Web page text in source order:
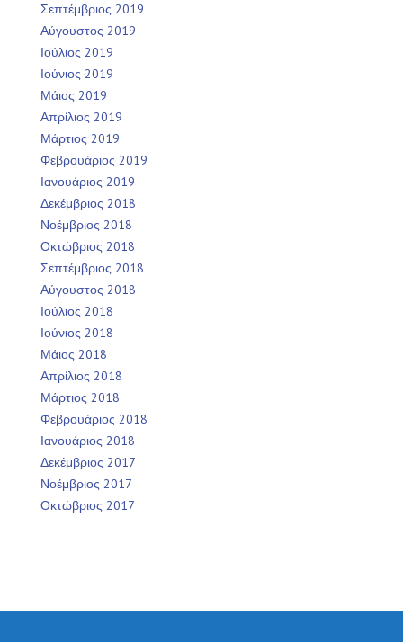
Σεπτέμβριος 2019
Αύγουστος 2019
Ιούλιος 2019
Ιούνιος 2019
Μάιος 2019
Απρίλιος 2019
Μάρτιος 2019
Φεβρουάριος 2019
Ιανουάριος 2019
Δεκέμβριος 2018
Νοέμβριος 2018
Οκτώβριος 2018
Σεπτέμβριος 2018
Αύγουστος 2018
Ιούλιος 2018
Ιούνιος 2018
Μάιος 2018
Απρίλιος 2018
Μάρτιος 2018
Φεβρουάριος 2018
Ιανουάριος 2018
Δεκέμβριος 2017
Νοέμβριος 2017
Οκτώβριος 2017